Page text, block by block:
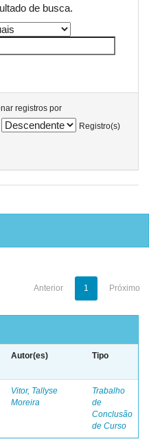
de busca.
registros por
Registro(s)
Anterior 1 Próximo
Autor(es) Tipo
Vitor, Tallyse
Moreira
Trabalho
de
Conclusão
de Curso